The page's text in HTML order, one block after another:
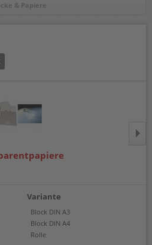
& Papiere
Variante
Block DIN A3
Block DIN A4
Rolle